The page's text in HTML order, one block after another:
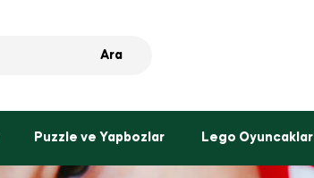
Ara
Puzzle ve Yapbozlar Lego Oyuncaklar